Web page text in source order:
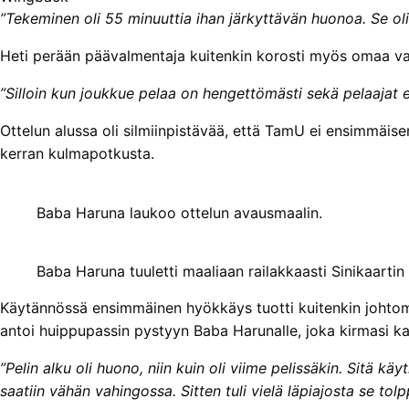
”Tekeminen oli 55 minuuttia ihan järkyttävän huonoa. Se
Heti perään päävalmentaja kuitenkin korosti myös omaa
”Silloin kun joukkue pelaa on hengettömästi sekä
Ottelun alussa oli silmiinpistävää, että TamU ei
kerran kulmapotkusta.
Baba Haruna laukoo ottelun avausmaalin.
Baba Haruna tuuletti maaliaan railakkaasti Sinikaartin
Käytännössä ensimmäinen hyökkäys tuotti kuitenkin
antoi huippupassin pystyyn Baba Harunalle, joka kirmasi
”Pelin alku oli huono, niin kuin oli viime pelissäkin. Sitä
saatiin vähän vahingossa. Sitten tuli vielä läpiajosta se